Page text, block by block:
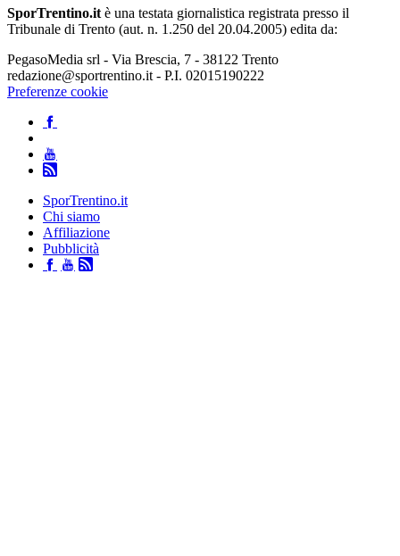
SporTrentino.it è una testata giornalistica registrata presso il
Tribunale di Trento (aut. n. 1.250 del 20.04.2005) edita da:
PegasoMedia srl - Via Brescia, 7 - 38122 Trento
redazione@sportrentino.it - P.I. 02015190222
Preferenze cookie
SporTrentino.it
Chi siamo
Affiliazione
Pubblicità